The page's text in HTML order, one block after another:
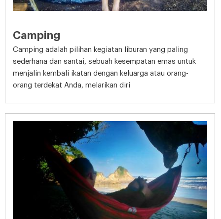
Camping
Camping adalah pilihan kegiatan liburan yang paling
sederhana dan santai, sebuah kesempatan emas untuk
menjalin kembali ikatan dengan keluarga atau orang-
orang terdekat Anda, melarikan diri